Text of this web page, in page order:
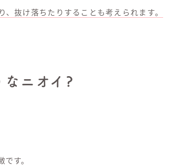
抜け落ちたりすることも考えられます。
ニオイ?
す。